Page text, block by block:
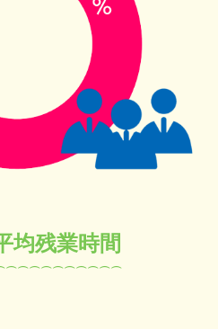
均残業時間
⌒⌒⌒⌒⌒⌒⌒⌒⌒⌒